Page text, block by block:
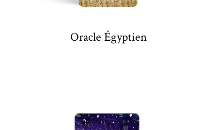
Oracle Égyptien